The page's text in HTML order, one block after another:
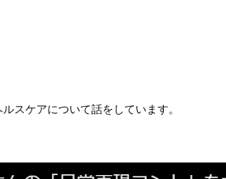
スケアについて話をしています。